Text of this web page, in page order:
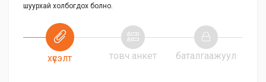
шуурхай холбогдох болно.
хүсэлт товч анкет баталгаажуул